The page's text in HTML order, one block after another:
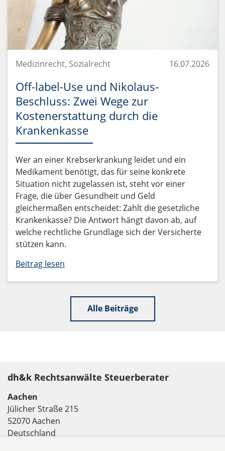
Medizinrecht, Sozialrecht 16.07.2026
Off-label-Use und Nikolaus-
Beschluss: Zwei Wege zur
Kostenerstattung durch die
Krankenkasse
Wer an einer Krebserkrankung leidet und ein
Medikament benötigt, das für seine konkrete
Situation nicht zugelassen ist, steht vor einer
Frage, die über Gesundheit und Geld
gleichermaßen entscheidet: Zahlt die gesetzliche
Krankenkasse? Die Antwort hängt davon ab, auf
welche rechtliche Grundlage sich der Versicherte
stützen kann.
Beitrag lesen
Alle Beiträge
dh&k Rechtsanwälte Steuerberater
Aachen
Jülicher Straße 215
52070 Aachen
Deutschland